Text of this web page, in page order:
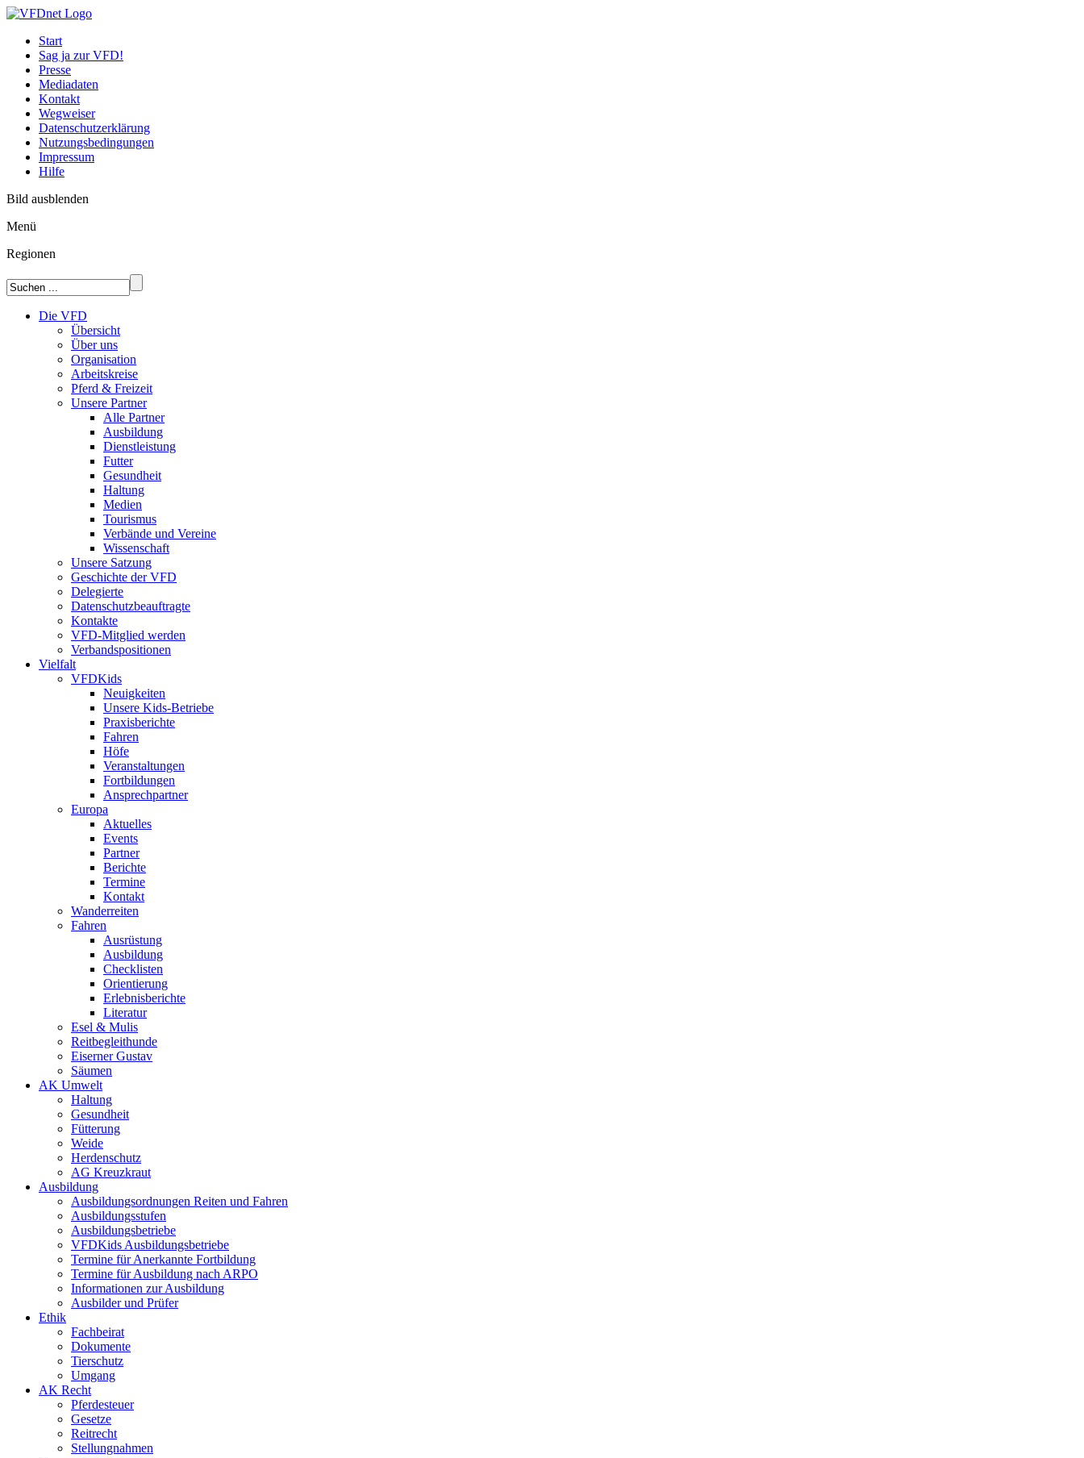
Start
Sag ja zur VFD!
Presse
Mediadaten
Kontakt
Wegweiser
Datenschutzerklärung
Nutzungsbedingungen
Impressum
Hilfe
Bild ausblenden
Menü
Regionen
Die VFD
Übersicht
Über uns
Organisation
Arbeitskreise
Pferd & Freizeit
Unsere Partner
Alle Partner
Ausbildung
Dienstleistung
Futter
Gesundheit
Haltung
Medien
Tourismus
Verbände und Vereine
Wissenschaft
Unsere Satzung
Geschichte der VFD
Delegierte
Datenschutzbeauftragte
Kontakte
VFD-Mitglied werden
Verbandspositionen
Vielfalt
VFDKids
Neuigkeiten
Unsere Kids-Betriebe
Praxisberichte
Fahren
Höfe
Veranstaltungen
Fortbildungen
Ansprechpartner
Europa
Aktuelles
Events
Partner
Berichte
Termine
Kontakt
Wanderreiten
Fahren
Ausrüstung
Ausbildung
Checklisten
Orientierung
Erlebnisberichte
Literatur
Esel & Mulis
Reitbegleithunde
Eiserner Gustav
Säumen
AK Umwelt
Haltung
Gesundheit
Fütterung
Weide
Herdenschutz
AG Kreuzkraut
Ausbildung
Ausbildungsordnungen Reiten und Fahren
Ausbildungsstufen
Ausbildungsbetriebe
VFDKids Ausbildungsbetriebe
Termine für Anerkannte Fortbildung
Termine für Ausbildung nach ARPO
Informationen zur Ausbildung
Ausbilder und Prüfer
Ethik
Fachbeirat
Dokumente
Tierschutz
Umgang
AK Recht
Pferdesteuer
Gesetze
Reitrecht
Stellungnahmen